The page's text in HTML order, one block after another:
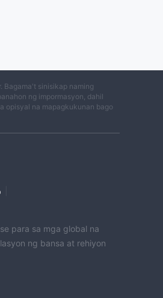
Bagama't sinisikap naming
ng impormasyon, dahil
opisyal na mapagkukunan bago
para sa mga global na
ng bansa at rehiyon